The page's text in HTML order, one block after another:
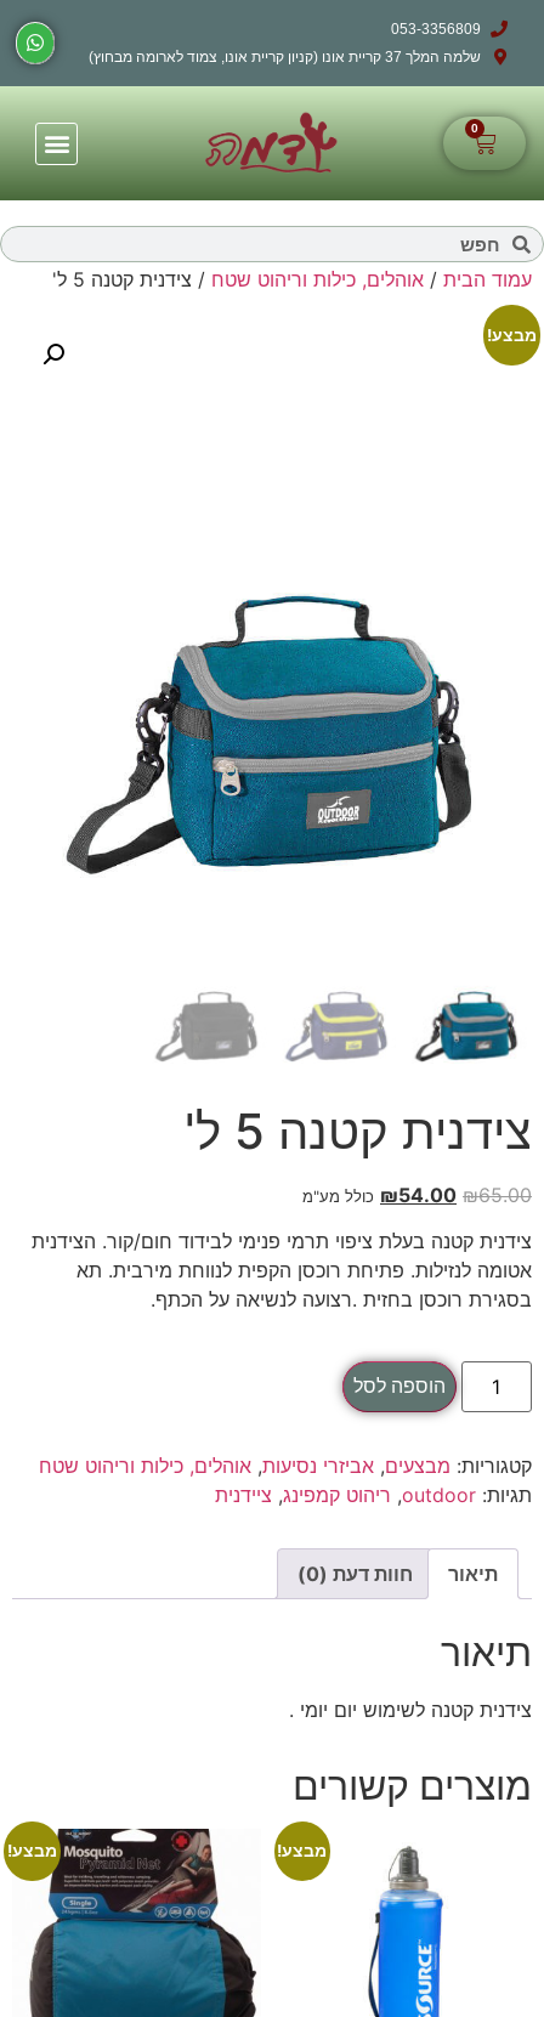
053-3356809
שלמה המלך 37 קריית אונו (קניון קריית אונו, צמוד לארומה מבחוץ)
0
עמוד הבית / אוהלים, כילות וריהוט שטח / צידנית קטנה 5 ל'
מבצע!
צידנית קטנה 5 ל'
₪65.00
₪54.00 כולל מע"מ
צידנית קטנה בעלת ציפוי תרמי פנימי לבידוד חום/קור. הצידנית
אטומה לנזילות. פתיחת רוכסן הקפית לנווחת מירבית. תא
בסגירת רוכסן בחזית .רצועה לנשיאה על הכתף.
הוספה לסל
קטגוריות: מבצעים, אביזרי נסיעות, אוהלים, כילות וריהוט שטח
תגיות: outdoor
, ריהוט קמפינג, ציידנית
תיאור חוות דעת (0)
תיאור
צידנית קטנה לשימוש יום יומי .
מוצרים קשורים
מבצע! מבצע!